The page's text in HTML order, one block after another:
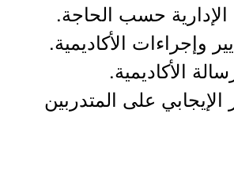
الإدارية حسب الحاجة.
وإجراءات الأكاديمية.
الأكاديمية.
الإيجابي على المتدربين